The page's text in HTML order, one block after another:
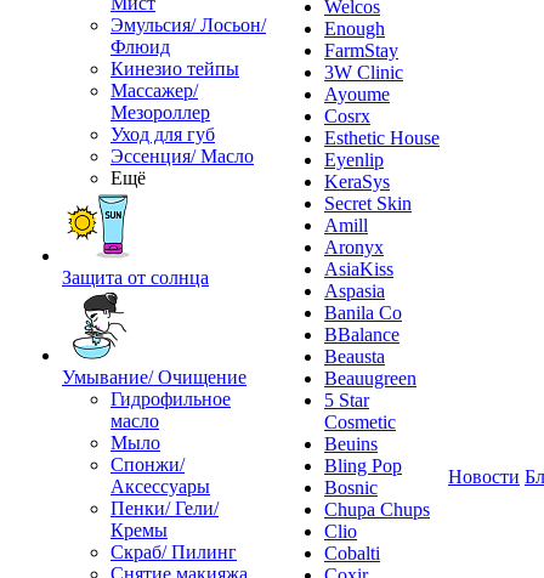
Эмульсия/ Лосьон/
Флюид
Кинезио тейпы
Массажер/
Мезороллер
Уход для губ
Эссенция/ Масло
Ещё
Защита от солнца
Умывание/ Очищение
Гидрофильное
масло
Мыло
Спонжи/
Аксессуары
Пенки/ Гели/
Кремы
Скраб/ Пилинг
Снятие макияжа
Welcos
Enough
FarmStay
3W Clinic
Ayoume
Cosrx
Esthetic House
Eyenlip
KeraSys
Secret Skin
Amill
Aronyx
AsiaKiss
Aspasia
Banila Co
BBalance
Beausta
Beauugreen
5 Star
Cosmetic
Beuins
Bling Pop
Bosnic
Chupa Chups
Clio
Cobalti
Новости